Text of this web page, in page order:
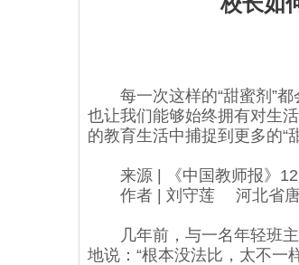
每一次这样的“甜蜜剂”都
也让我们能够始终拥有对生
的教育生活中捕捉到更多的“
来源 | 《中国教师报》12
作者 | 刘守莲 河北省唐
几年前，与一名年轻班主
地说：“根本没法比，太不一